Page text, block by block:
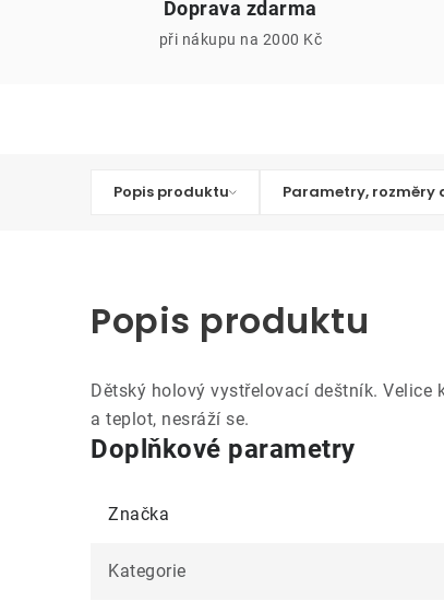
Doprava zdarma
při nákupu na 2000 Kč
Popis produktu Parametry, rozměry
Popis produktu
Dětský holový vystřelovací deštník.
a teplot, nesráží se.
Doplňkové parametry
Značka
Kategorie